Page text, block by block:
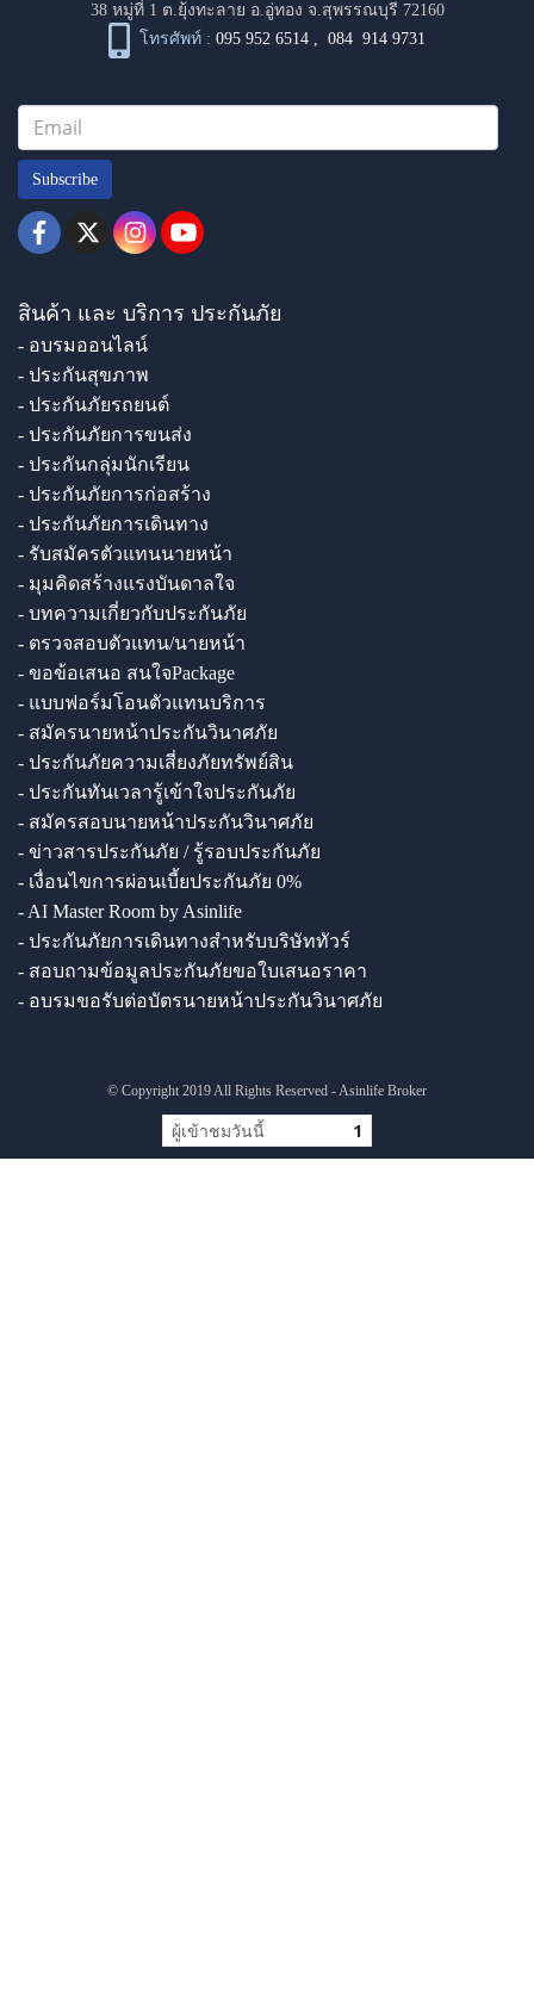
38 หมู่ที่ 1 ต.ยุ้งทะลาย อ.อู่ทอง จ.สุพรรณบุรี 72160
โทรศัพท์ : 095 952 6514 ,084 914 9731
Subscribe
สินค้า และ บริการ ประกันภัย
- อบรมออนไลน์
- ประกันสุขภาพ
- ประกันภัยรถยนต์
- ประกันภัยการขนส่ง
- ประกันกลุ่มนักเรียน
- ประกันภัยการก่อสร้าง
- ประกันภัยการเดินทาง
- รับสมัครตัวแทนนายหน้า
- มุมคิดสร้างแรงบันดาลใจ
- บทความเกี่ยวกับประกันภัย
- ตรวจสอบตัวแทน/นายหน้า
- ขอข้อเสนอ สนใจPackage
- แบบฟอร์มโอนตัวแทนบริการ
- สมัครนายหน้าประกันวินาศภัย
- ประกันภัยความเสี่ยงภัยทรัพย์สิน
- ประกันทันเวลารู้เข้าใจประกันภัย
- สมัครสอบนายหน้าประกันวินาศภัย
- ข่าวสารประกันภัย / รู้รอบประกันภัย
- เงื่อนไขการผ่อนเบี้ยประกันภัย 0%
- AI Master Room by Asinlife
- ประกันภัยการเดินทางสำหรับบริษัททัวร์
- สอบถามข้อมูลประกันภัยขอใบเสนอราคา
- อบรมขอรับต่อบัตรนายหน้าประกันวินาศภัย
© Copyright 2019 All Rights Reserved - Asinlife Broker
ผู้เข้าชมวันนี้ 1